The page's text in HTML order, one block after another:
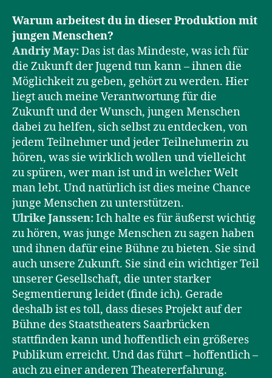
Warum arbeitest du in dieser Produktion mit
jungen Menschen?
Andriy May:Das ist das Mindeste, was ich für
die Zukunft der Jugend tun kann – ihnen die
Möglichkeit zu geben, gehört zu werden. Hier
liegt auch meine Verantwortung für die
Zukunft und der Wunsch, jungen Menschen
dabei zu helfen, sich selbst zu entdecken, von
jedem Teilnehmer und jeder Teilnehmerin zu
hören, was sie wirklich wollen und vielleicht
zu spüren, wer man ist und in welcher Welt
man lebt. Und natürlich ist dies meine Chance
junge Menschen zu unterstützen.
Ulrike Janssen:Ich halte es für äußerst wichtig
zu hören, was junge Menschen zu sagen haben
und ihnen dafür eine Bühne zu bieten. Sie sind
auch unsere Zukunft. Sie sind ein wichtiger Teil
unserer Gesellschaft, die unter starker
Segmentierung leidet (finde ich). Gerade
deshalb ist es toll, dass dieses Projekt auf der
Bühne des Staatstheaters Saarbrücken
stattfinden kann und hoffentlich ein größeres
Publikum erreicht. Und das führt – hoffentlich –
auch zu einer anderen Theatererfahrung.